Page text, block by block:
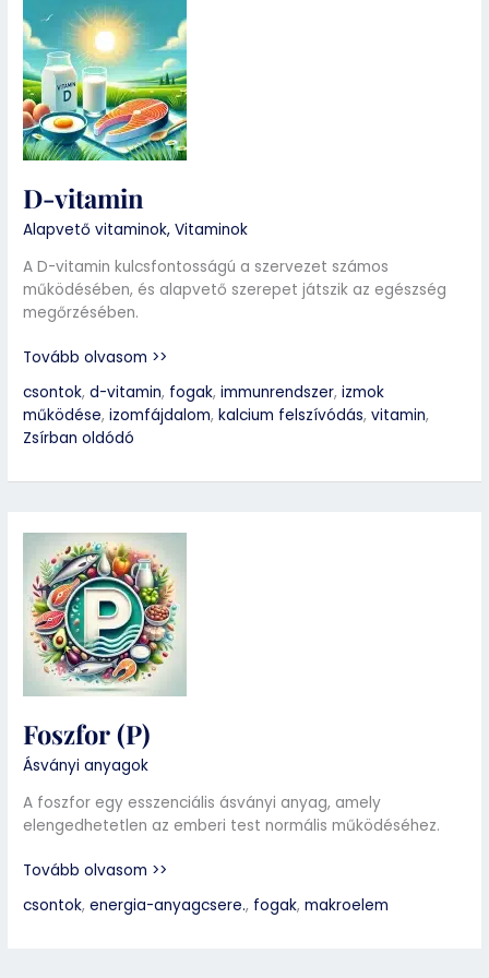
D-vitamin
Alapvető vitaminok,Vitaminok
A D-vitamin kulcsfontosságú a szervezet számos
működésében, és alapvető szerepet játszik az egészség
megőrzésében.
vitamin
Tovább olvasom >>
csontok,d-vitamin, fogak,immunrendszer,izmok
működése,izomfájdalom,kalcium felszívódás,vitamin,
Zsírban oldódó
Foszfor (P)
Ásványi anyagok
A foszfor egy esszenciális ásványi anyag, amely
elengedhetetlen az emberi test normális működéséhez.
Foszfor
(P)
Tovább olvasom >>
csontok,energia-anyagcsere., fogak,makroelem